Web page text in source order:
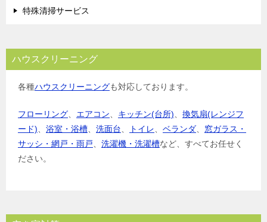
特殊清掃サービス
ハウスクリーニング
各種ハウスクリーニングも対応しております。
フローリング エアコン キッチン(台所)
換気扇(レンジフ
ード)
浴室・浴槽 洗面台 トイレ ベランダ
窓ガラス・
サッシ・網戸・雨戸
洗濯機・洗濯槽など、すべてお任せく
ださい。